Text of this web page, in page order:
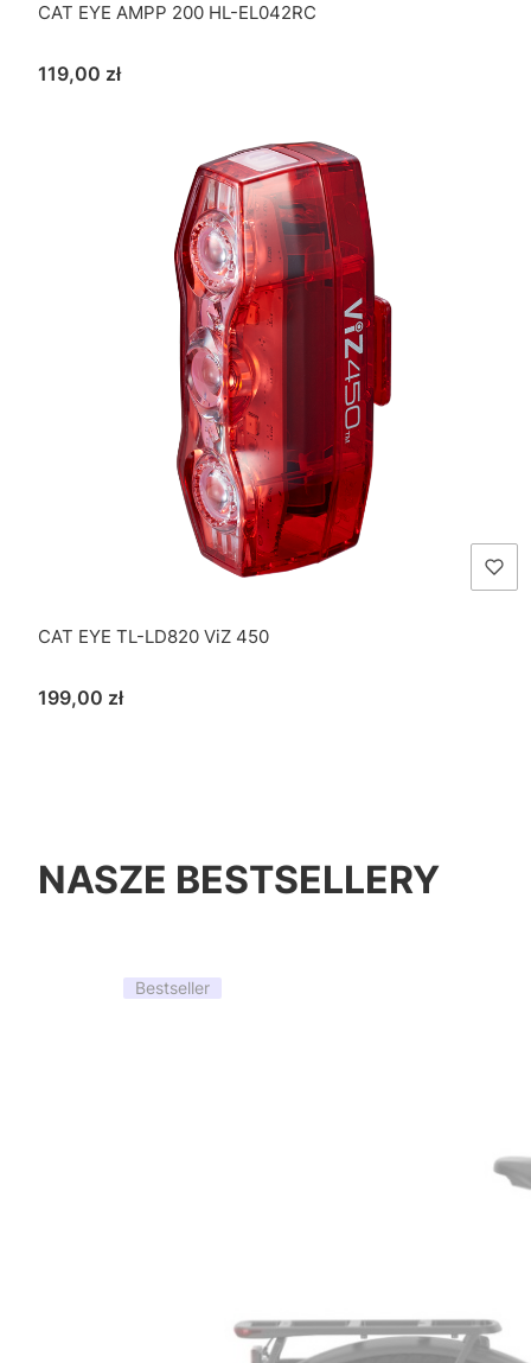
CAT EYE AMPP 200 HL-EL042RC
Cena
119,00 zł
CAT EYE TL-LD820 ViZ 450
Cena
199,00 zł
NASZE BESTSELLERY
Bestseller